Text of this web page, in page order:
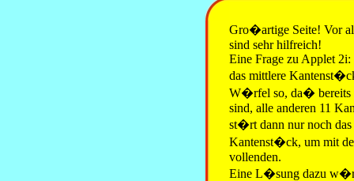
Gro�artige Seite! Vor
sind sehr hilfreich!
Eine Frage zu Applet
das mittlere
W�rfel so, da� bereits
sind, alle anderen 11
st�rt dann nur noch das
Kantenst�ck, um mit
vollenden.
Eine L�sung dazu